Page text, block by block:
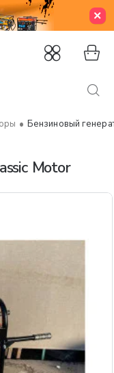
Motor
Бензиновый